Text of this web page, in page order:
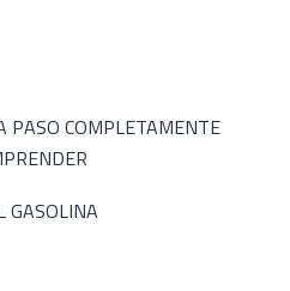
PASO COMPLETAMENTE
GASOLINA